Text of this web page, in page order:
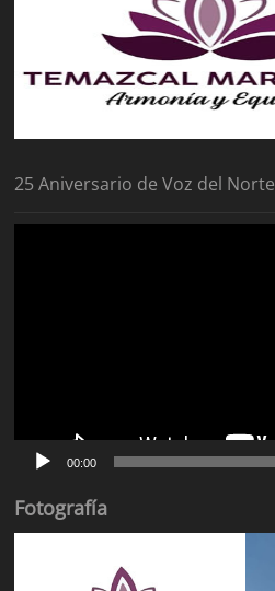
25 Aniversario de Voz del Norte
00:00
Fotografía